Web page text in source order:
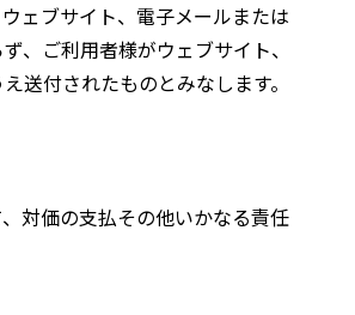
ェブサイト、電子メールまたは
、ご利用者様がウェブサイト、
送付されたものとみなします。
対価の支払その他いかなる責任